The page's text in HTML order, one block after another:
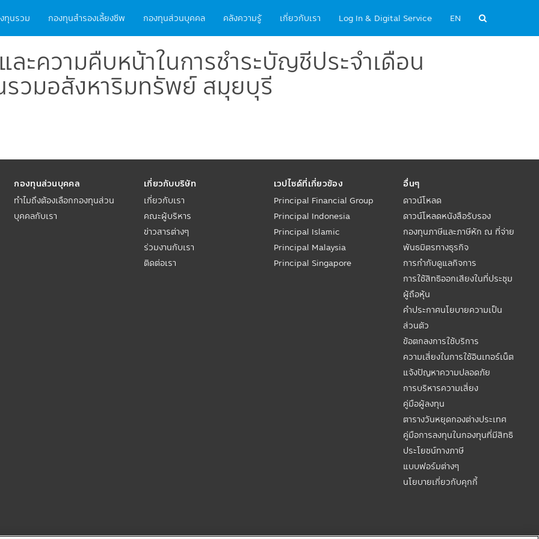
EN
ทุนรวม กองทุนสำรองเลี้ยงชีพ กองทุนส่วนบุคคล คลังความรู้ เกี่ยวกับเรา Log In & Digital Service
ละความคืบหน้าในการชำระบัญชีประจำเดือน
วมอสังหาริมทรัพย์ สมุยบุรี
กองทุนส่วนบุคคล
ทำไมถึงต้องเลือกกองทุนส่วน
บุคคลกับเรา
เกี่ยวกับบริษัท
เกี่ยวกับเรา
คณะผู้บริหาร
ข่าวสารต่างๆ
ร่วมงานกับเรา
ติดต่อเรา
เวปไซด์ที่เกี่ยวข้อง
Principal Financial Group
Principal Indonesia
Principal Islamic
Principal Malaysia
Principal Singapore
อื่นๆ
ดาวน์โหลด
ดาวน์โหลดหนังสือรับรอง
กองทุนภาษีและภาษีหัก ณ ที่จ่าย
พันธมิตรทางธุรกิจ
การกำกับดูแลกิจการ
การใช้สิทธิออกเสียงในที่ประชุม
ผู้ถือหุ้น
คำประกาศนโยบายความเป็น
ส่วนตัว
ข้อตกลงการใช้บริการ
ความเสี่ยงในการใช้อินเทอร์เน็ต
แจ้งปัญหาความปลอดภัย
การบริหารความเสี่ยง
คู่มือผู้ลงทุน
ตารางวันหยุดกองต่างประเทศ
คู่มือการลงทุนในกองทุนที่มีสิทธิ
ประโยชน์ทางภาษี
แบบฟอร์มต่างๆ
นโยบายเกี่ยวกับคุกกี้